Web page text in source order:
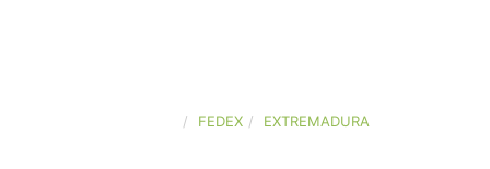
FEDEX EXTREMADURA